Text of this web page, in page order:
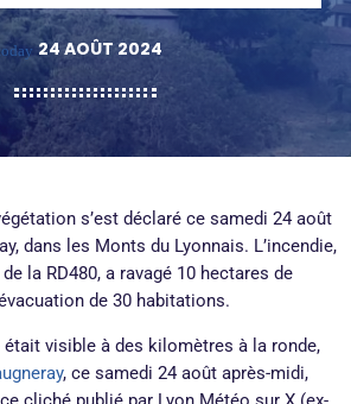
24 AOÛT 2024
s’est déclaré ce samedi 24 août
dans les Monts du Lyonnais. L’incendie,
la RD480, a ravagé 10 hectares de
de 30 habitations.
était visible à des kilomètres à la ronde,
, ce samedi 24 août après-midi,